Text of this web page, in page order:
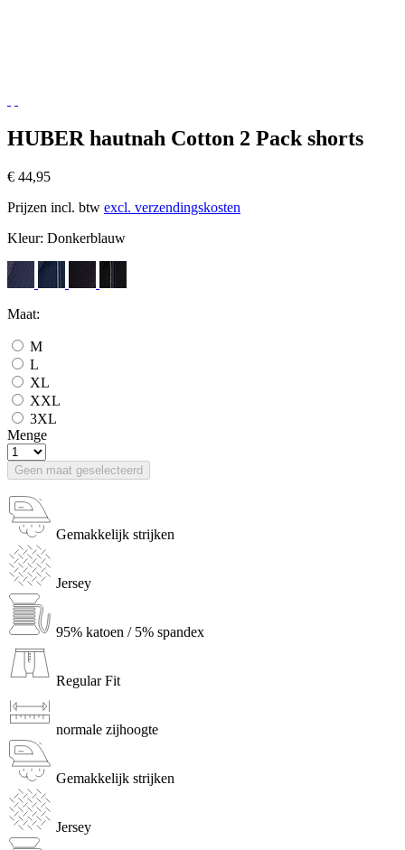
HUBER hautnah Cotton 2 Pack shorts
€ 44,95
Prijzen incl. btw excl. verzendingskosten
Kleur: Donkerblauw
Maat:
M
L
XL
XXL
3XL
Menge
Geen maat geselecteerd
Gemakkelijk strijken
Jersey
95% katoen / 5% spandex
Regular Fit
normale zijhoogte
Gemakkelijk strijken
Jersey